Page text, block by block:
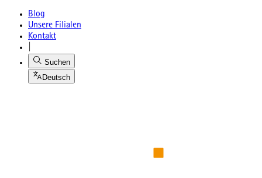
Blog
Unsere Filialen
Kontakt
Suchen
Deutsch